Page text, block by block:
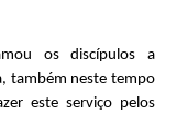
os discípulos a
também neste tempo
este serviço pelos